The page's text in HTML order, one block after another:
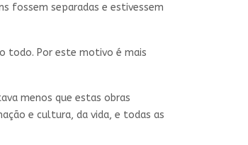
fossem separadas e estivessem
todo. Por este motivo é mais
menos que estas obras
e cultura, da vida, e todas as